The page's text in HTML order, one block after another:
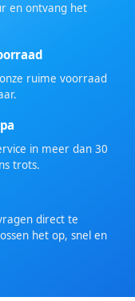
en ontvang het
ruime voorraad
in meer dan 30
trots.
direct te
het op, snel en